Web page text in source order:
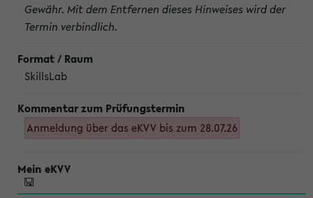
Gewähr. Mit dem Entfernen dieses Hinweises wird der
Termin verbindlich.
SkillsLab
Anmeldung über das eKVV bis zum 28.07.26